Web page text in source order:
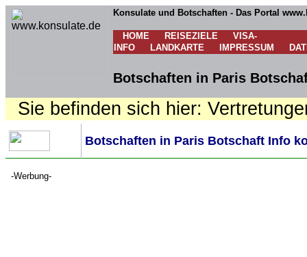
Konsulate und Botschaften - Das Portal
HOME REISEZIELE
VISA-
INFO
LANDKARTE IMPRESSUM
Botschaften in Paris
Sie befinden sich hier:
Botschaften in Paris Botschaft Info
-Werbung-